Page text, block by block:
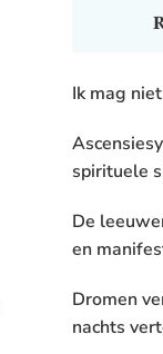
Ik mag
spirituele
De
en
Dromen
nachts